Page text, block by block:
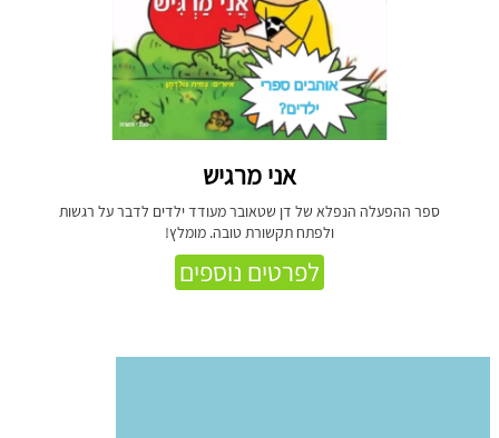
אני מרגיש
ספר ההפעלה הנפלא של דן שטאובר מעודד ילדים לדבר על רגשות
ולפתח תקשורת טובה. מומלץ!
לפרטים נוספים